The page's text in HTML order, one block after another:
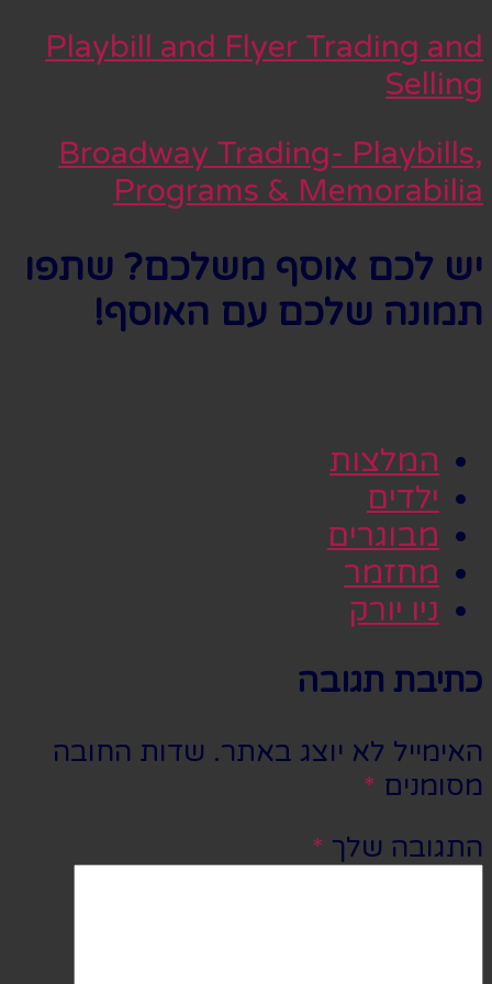
Playbill and Flyer Trading and
Selling
Broadway Trading- Playbills,
Programs & Memorabilia
יש לכם אוסף משלכם? שתפו
תמונה שלכם עם האוסף!
המלצות
ילדים
מבוגרים
מחזמר
ניו יורק
כתיבת תגובה
האימייל לא יוצג באתר. שדות החובה
מסומנים *
התגובה שלך *